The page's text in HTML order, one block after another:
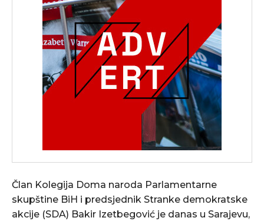
Član Kolegija Doma naroda Parlamentarne
skupštine BiH i predsjednik Stranke demokratske
akcije (SDA) Bakir Izetbegović je danas u Sarajevu,